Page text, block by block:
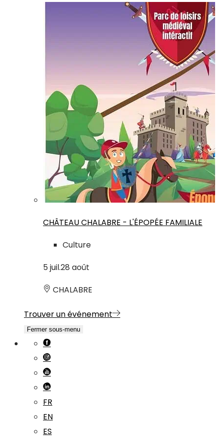
CHÂTEAU CHALABRE - L'ÉPOPÉE FAMILIALE
Culture
5 juil.28 août
CHALABRE
Trouver un événement
Fermer sous-menu
FR
EN
ES